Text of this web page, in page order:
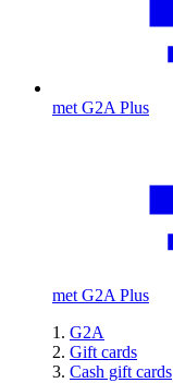
met G2A Plus
met G2A Plus
G2A
Gift cards
Cash gift cards